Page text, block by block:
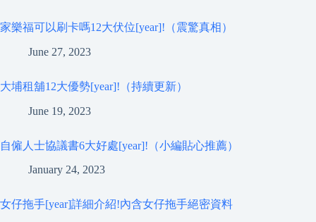
家樂福可以刷卡嗎12大伏位[year]!（震驚真相）
June 27, 2023
大埔租舖12大優勢[year]!（持續更新）
June 19, 2023
自僱人士協議書6大好處[year]!（小編貼心推薦）
January 24, 2023
女仔拖手[year]詳細介紹!內含女仔拖手絕密資料